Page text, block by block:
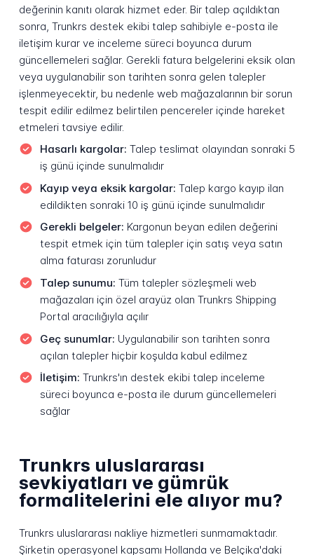
değerinin kanıtı olarak hizmet eder. Bir talep açıldıktan
sonra, Trunkrs destek ekibi talep sahibiyle e-posta ile
iletişim kurar ve inceleme süreci boyunca durum
güncellemeleri sağlar. Gerekli fatura belgelerini eksik olan
veya uygulanabilir son tarihten sonra gelen talepler
işlenmeyecektir, bu nedenle web mağazalarının bir sorun
tespit edilir edilmez belirtilen pencereler içinde hareket
etmeleri tavsiye edilir.
Hasarlı kargolar: Talep teslimat olayından sonraki 5
iş günü içinde sunulmalıdır
Kayıp veya eksik kargolar: Talep kargo kayıp ilan
edildikten sonraki 10 iş günü içinde sunulmalıdır
Gerekli belgeler: Kargonun beyan edilen değerini
tespit etmek için tüm talepler için satış veya satın
alma faturası zorunludur
Talep sunumu: Tüm talepler sözleşmeli web
mağazaları için özel arayüz olan Trunkrs Shipping
Portal aracılığıyla açılır
Geç sunumlar: Uygulanabilir son tarihten sonra
açılan talepler hiçbir koşulda kabul edilmez
İletişim: Trunkrs'ın destek ekibi talep inceleme
süreci boyunca e-posta ile durum güncellemeleri
sağlar
Trunkrs uluslararası
sevkiyatları ve gümrük
formalitelerini ele alıyor mu?
Trunkrs uluslararası nakliye hizmetleri sunmamaktadır.
Şirketin operasyonel kapsamı Hollanda ve Belçika'daki